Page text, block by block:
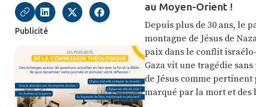
Publicité
au Moyen-Orient !
Depuis plus de 30 ans, le
montagne de Jésus de
paix dans le conflit
Gaza vit une tragédie
de Jésus comme
marqué par la mort et